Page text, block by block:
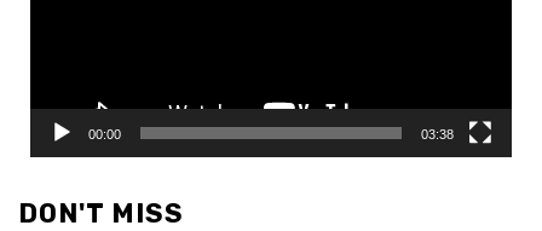
00:00 03:38
DON'T MISS